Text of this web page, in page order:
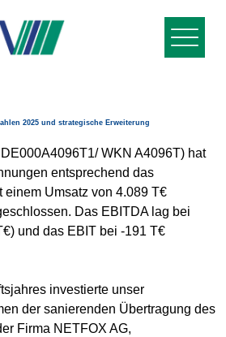
2025 und strategische Erweiterung
WKN A4096T) hat
entsprechend das
einem Umsatz von 4.089 T€
Das EBITDA lag bei
und das EBIT bei -191 T€
investierte unser
der sanierenden Übertragung des
Firma NETFOX AG,